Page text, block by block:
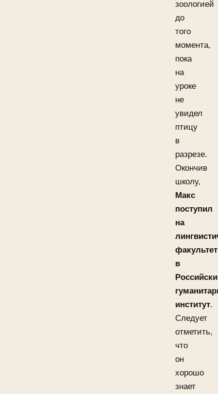
зоологией
до
того
момента,
пока
на
уроке
не
увидел
птицу
в
разрезе.
Окончив
школу,
Макс
поступил
на
факультет
в
институт.
Следует
отметить,
что
он
хорошо
знает